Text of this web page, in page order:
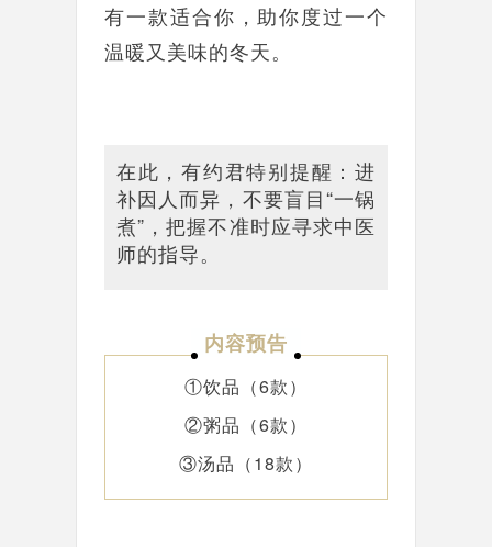
有一款适合你， 助你度过一个
温暖又美味的冬天。
在此，有约君特别提醒：进
补因人而异，不要盲目“一锅
煮”，把握不准时应寻求中医
师的指导。
内容预告
①饮品（6款）
②粥品（6款）
③汤品（18款）